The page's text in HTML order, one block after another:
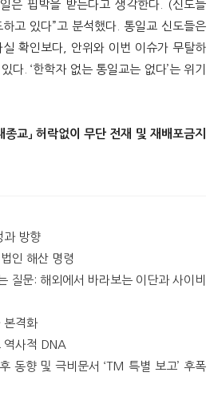
은 핍박을 받는다고 생각한다. (신도들
고 있다”고 분석했다. 통일교 신도들은
확인보다, 안위와 이번 이슈가 무탈하
다. ‘한학자 없는 통일교는 없다’는 위기
교」 허락없이 무단 전재 및 재배포금지
과 방향
인 해산 명령
질문: 해외에서 바라보는 이단과 사이비
본격화
역사적 DNA
동향 및 극비문서 ‘TM 특별 보고’ 후폭